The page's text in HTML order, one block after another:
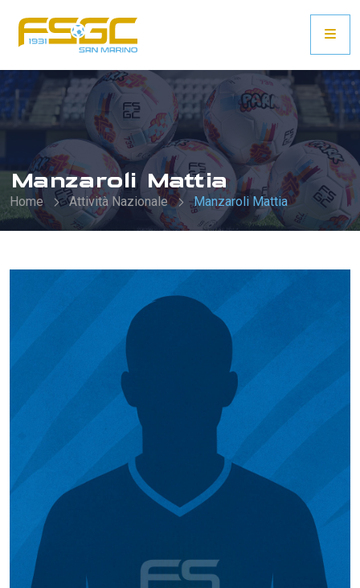
Manzaroli Mattia
Home Attività Nazionale Manzaroli Mattia